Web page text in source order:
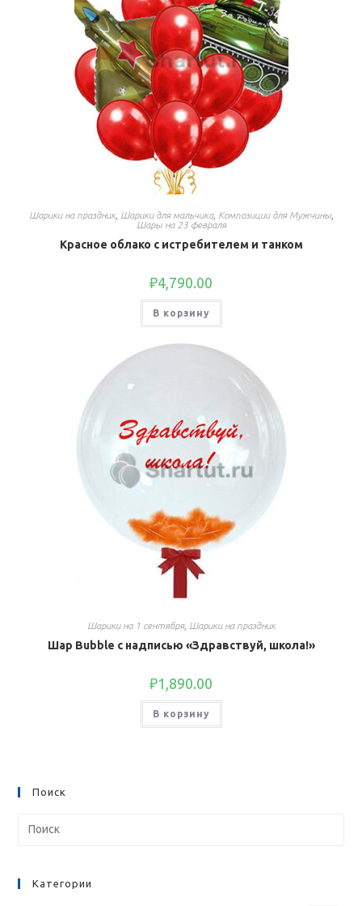
Шарики на праздник, Шарики для мальчика, Композиции для Мужчины,
Шары на 23 февраля
Красное облако с истребителем и танком
₽4,790.00
В корзину
Шарики на 1 сентября, Шарики на праздник
Шар Bubble с надписью «Здравствуй, школа!»
₽1,890.00
В корзину
Поиск
Категории